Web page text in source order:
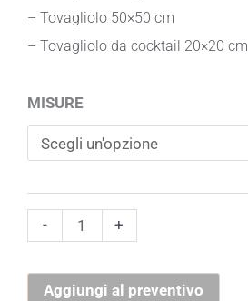
– Tovagliolo 50×50 cm
– Tovagliolo da cocktail 20×20 cm
MISURE
-
Tovaglia
in
Cotone
quantità
+
Aggiungi al preventivo